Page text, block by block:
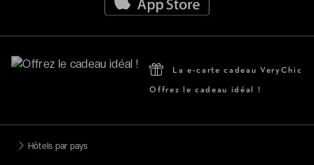
La e-carte cadeau VeryChic
Offrez le cadeau idéal !
Hôtels par pays